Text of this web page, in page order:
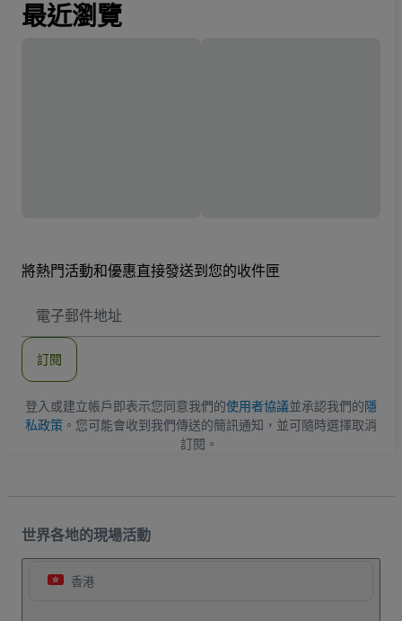
最近瀏覽
將熱門活動和優惠直接發送到您的收件匣
子
地
訂閱
登入或建立帳戶即表示您同意我們的使用者協議並承認我們的隱
私政策 。您可能會收到我們傳送的簡訊通知，並可隨時選擇取消
訂閱。
世界各地的現場活動
香港